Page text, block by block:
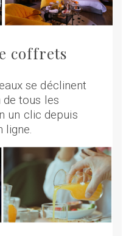
coffrets
se déclinent
tous les
un clic depuis
ligne.